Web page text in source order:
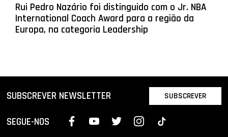
Rui Pedro Nazário foi distinguido com o Jr. NBA
International Coach Award para a região da
Europa, na categoria Leadership
SUBSCREVER NEWSLETTER SUBSCREVER
SEGUE-NOS